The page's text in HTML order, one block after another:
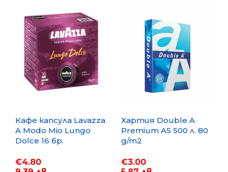
Кафе капсула Lavazza
A Modo Mio Lungo
Dolce 16 бр.
€4.80
Хартия Double A
Premium A5 500 л. 80
g/m2
€3.00